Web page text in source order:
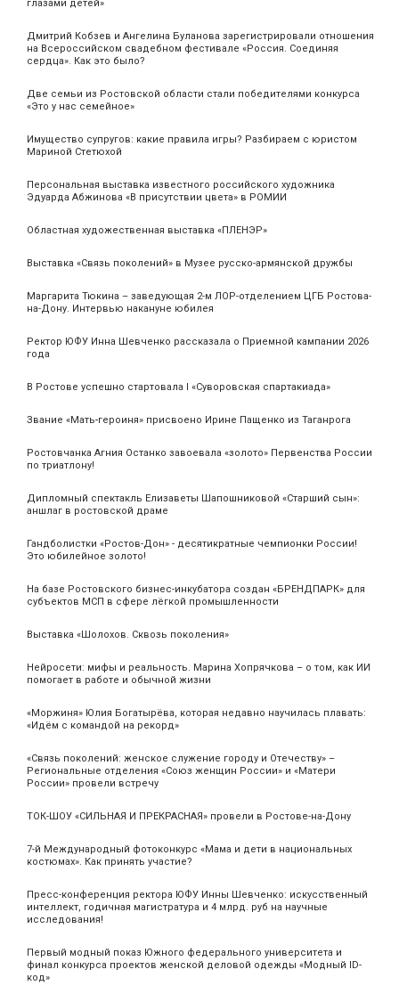
глазами детей»
Дмитрий Кобзев и Ангелина Буланова зарегистрировали отношения
на Всероссийском свадебном фестивале «Россия. Соединяя
сердца». Как это было?
Две семьи из Ростовской области стали победителями конкурса
«Это у нас семейное»
Имущество супругов: какие правила игры? Разбираем с юристом
Мариной Стетюхой
Персональная выставка известного российского художника
Эдуарда Абжинова «В присутствии цвета» в РОМИИ
Областная художественная выставка «ПЛЕНЭР»
Выставка «Связь поколений» в Музее русско-армянской дружбы
Маргарита Тюкина – заведующая 2-м ЛОР-отделением ЦГБ Ростова-
на-Дону. Интервью накануне юбилея
Ректор ЮФУ Инна Шевченко рассказала о Приемной кампании 2026
года
В Ростове успешно стартовала I «Суворовская спартакиада»
Звание «Мать‑героиня» присвоено Ирине Пащенко из Таганрога
Ростовчанка Агния Останко завоевала «золото» Первенства России
по триатлону!
Дипломный спектакль Елизаветы Шапошниковой «Старший сын»:
аншлаг в ростовской драме
Гандболистки «Ростов-Дон» - десятикратные чемпионки России!
Это юбилейное золото!
На базе Ростовского бизнес-инкубатора создан «БРЕНДПАРК» для
субъектов МСП в сфере лёгкой промышленности
Выставка «Шолохов. Сквозь поколения»
Нейросети: мифы и реальность. Марина Хопрячкова – о том, как ИИ
помогает в работе и обычной жизни
«Моржиня» Юлия Богатырёва, которая недавно научилась плавать:
«Идём с командой на рекорд»
«Связь поколений: женское служение городу и Отечеству» –
Региональные отделения «Союз женщин России» и «Матери
России» провели встречу
ТОК-ШОУ «СИЛЬНАЯ И ПРЕКРАСНАЯ» провели в Ростове-на-Дону
7-й Международный фотоконкурс «Мама и дети в национальных
костюмах». Как принять участие?
Пресс-конференция ректора ЮФУ Инны Шевченко: искусственный
интеллект, годичная магистратура и 4 млрд. руб на научные
исследования!
Первый модный показ Южного федерального университета и
финал конкурса проектов женской деловой одежды «Модный ID-
код»